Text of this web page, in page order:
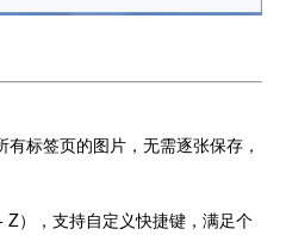
标签页的图片，无需逐张保存，
Z），支持自定义快捷键，满足个